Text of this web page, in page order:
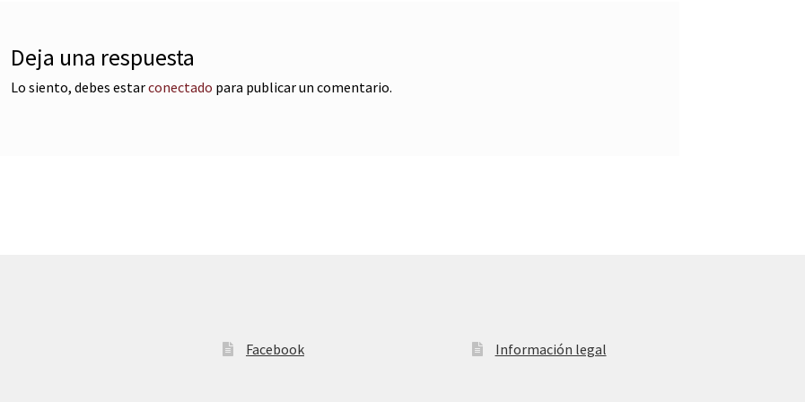
Deja una respuesta
Lo siento, debes estarconectado para publicar un comentario.
Facebook Información legal